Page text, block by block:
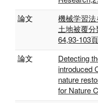
論文
機械学習
土地被覆
64,93-103
論文
Detecting
introduced
nature
for Nature